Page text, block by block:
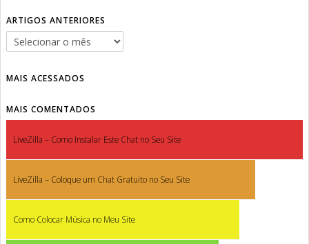
ARTIGOS ANTERIORES
MAIS ACESSADOS
MAIS COMENTADOS
LiveZilla – Como Instalar Este Chat no Seu Site
LiveZilla – Coloque um Chat Gratuito no Seu Site
Como Colocar Música no Meu Site